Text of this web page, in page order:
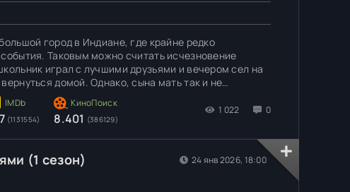
город в Индиане, где крайне редко
Таковым можно считать исчезновение
играл с лучшими друзьями и вечером сел на
домой. Однако, сына мать так и не
местной полиции не дала результатов.
судьбу
(1131554) 8.401 (386129)
1 022 0
(1 сезон) 24 янв 2026, 18:00